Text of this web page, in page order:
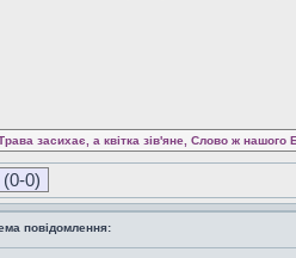
засихає, а квітка зів'яне, Слово ж нашого
(0-0)
повідомлення: